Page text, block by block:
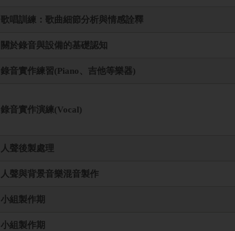
歌唱訓練：歌曲細節分析與情感詮釋
關於錄音與設備的基礎認知
錄音實作練習(Piano、吉他等樂器)
錄音實作演練(Vocal)
人聲後製處理
人聲與背景音樂混音製作
小組製作期
小組製作期